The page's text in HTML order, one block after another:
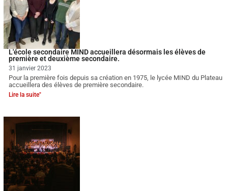
L'école secondaire MIND accueillera désormais les élèves de
première et deuxième secondaire.
31 janvier 2023
Pour la première fois depuis sa création en 1975, le lycée MIND du Plateau
accueillera des élèves de première secondaire.
Lire la suite"